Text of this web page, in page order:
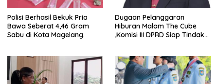
Polisi Berhasil Bekuk Pria
Bawa Seberat 4,46 Gram
Sabu di Kota Magelang.
Dugaan Pelanggaran
Hiburan Malam The Cube
,Komisi III DPRD Siap Tindak